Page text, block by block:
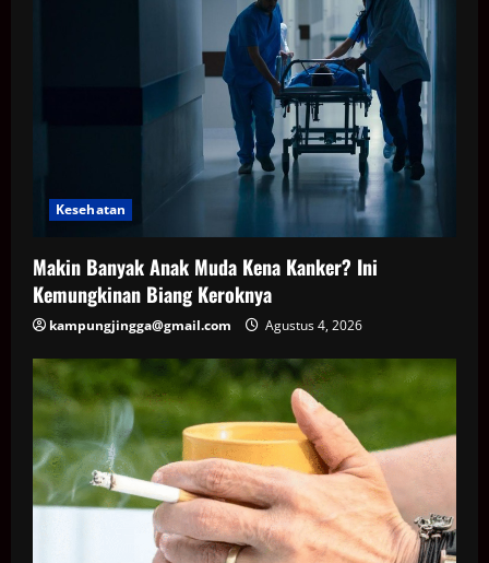
Kesehatan
Makin Banyak Anak Muda Kena Kanker? Ini
Kemungkinan Biang Keroknya
kampungjingga@gmail.com Agustus 4, 2026